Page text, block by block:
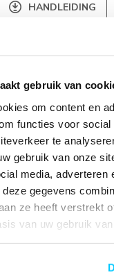
gebruik van
om content en
functies voor social
te
gebruik van onze
media, adverteren
gegevens
ze heeft verstrekt
van uw gebruik
HANDLEIDING
DS22-840BL6
met
C en USB-A